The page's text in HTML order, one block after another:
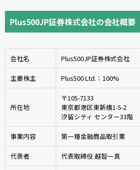
Plus500JP証券株式会社の会社概要
会社名 Plus500JP証券株式会社
主要株主 Plus500 Ltd.：100%
所在地
〒105-7133
東京都港区東新橋1-5-2
汐留シティ センター33階
事業内容 第一種金融商品取引業
代表者 代表取締役 越智一真